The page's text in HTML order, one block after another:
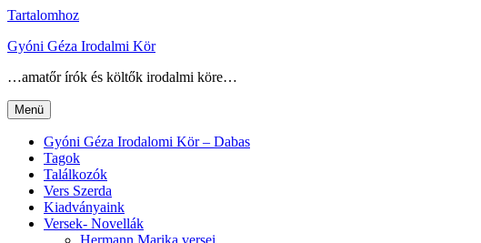
Tartalomhoz
Gyóni Géza Irodalmi Kör
…amatőr írók és költők irodalmi köre…
Menü
Gyóni Géza Irodalomi Kör – Dabas
Tagok
Találkozók
Vers Szerda
Kiadványaink
Versek- Novellák
Hermann Marika versei